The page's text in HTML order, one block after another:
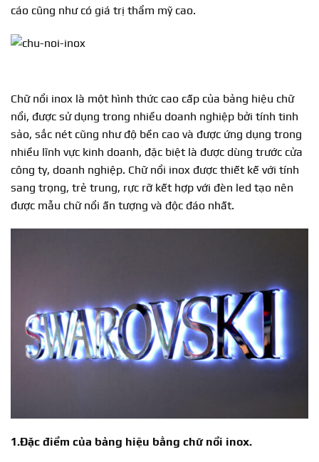
cáo cũng như có giá trị thẩm mỹ cao.
Chữ nổi inox là một hình thức cao cấp của bảng hiệu chữ
nổi, được sử dụng trong nhiều doanh nghiệp bởi tính tinh
sảo, sắc nét cũng như độ bền cao và được ứng dụng trong
nhiều lĩnh vực kinh doanh, đặc biệt là được dùng trước cửa
công ty, doanh nghiệp. Chữ nổi inox được thiết kế với tính
sang trọng, trẻ trung, rực rỡ kết hợp với đèn led tạo nên
được mẫu chữ nổi ấn tượng và độc đáo nhất.
1.Đặc điểm của bảng hiệu bằng chữ nổi inox.